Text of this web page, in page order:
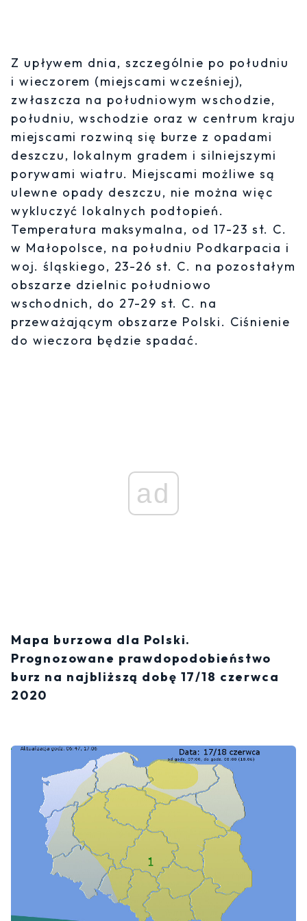
Z upływem dnia, szczególnie po południu
i wieczorem (miejscami wcześniej),
zwłaszcza na południowym wschodzie,
południu, wschodzie oraz w centrum kraju
miejscami rozwiną się burze z opadami
deszczu, lokalnym gradem i silniejszymi
porywami wiatru. Miejscami możliwe są
ulewne opady deszczu, nie można więc
wykluczyć lokalnych podtopień.
Temperatura maksymalna, od 17-23 st. C.
w Małopolsce, na południu Podkarpacia i
woj. śląskiego, 23-26 st. C. na pozostałym
obszarze dzielnic południowo
wschodnich, do 27-29 st. C. na
przeważającym obszarze Polski. Ciśnienie
do wieczora będzie spadać.
ad
Mapa burzowa dla Polski.
Prognozowane prawdopodobieństwo
burz na najbliższą dobę 17/18 czerwca
2020